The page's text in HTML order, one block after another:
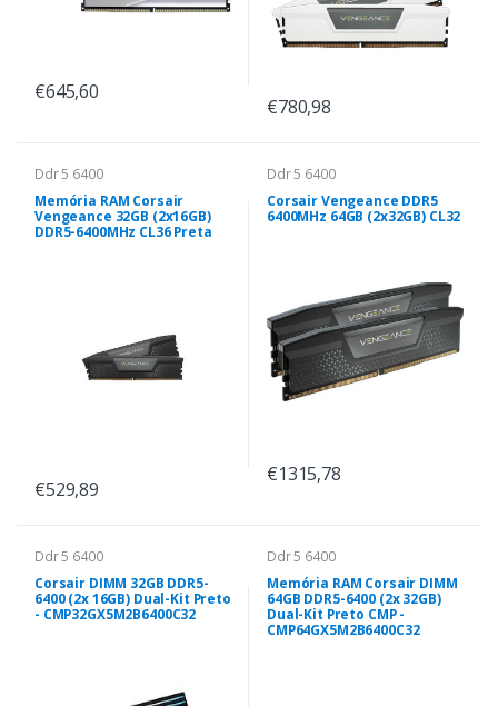
€645,60
€780,98
Ddr 5 6400
Memória RAM Corsair
Vengeance 32GB (2x16GB)
DDR5-6400MHz CL36 Preta
€529,89
Ddr 5 6400
Corsair Vengeance DDR5
6400MHz 64GB (2x32GB) CL32
€1315,78
Ddr 5 6400
Corsair DIMM 32GB DDR5-
6400 (2x 16GB) Dual-Kit Preto
- CMP32GX5M2B6400C32
Ddr 5 6400
Memória RAM Corsair DIMM
64GB DDR5-6400 (2x 32GB)
Dual-Kit Preto CMP -
CMP64GX5M2B6400C32